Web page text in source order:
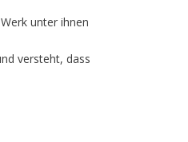
unter ihnen
versteht, dass